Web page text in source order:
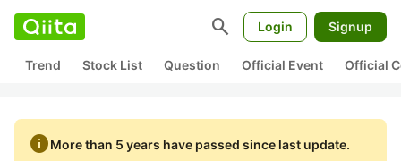
search Login Signup
Trend Stock List Question Official Event Official
infoMore than 5 years have passed since last update.